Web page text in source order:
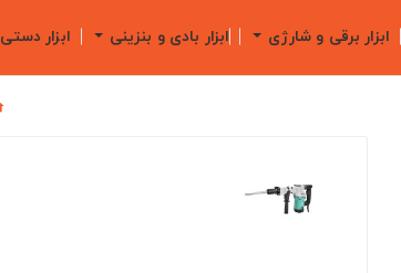
ابزار برقی و شارژی ابزار بادی و بنزینی ابزار دستی